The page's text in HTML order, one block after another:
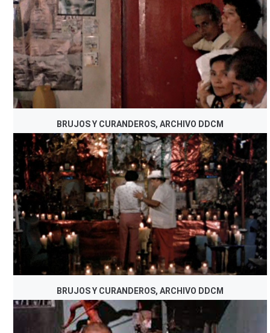
BRUJOS Y CURANDEROS, ARCHIVO DDCM
BRUJOS Y CURANDEROS, ARCHIVO DDCM